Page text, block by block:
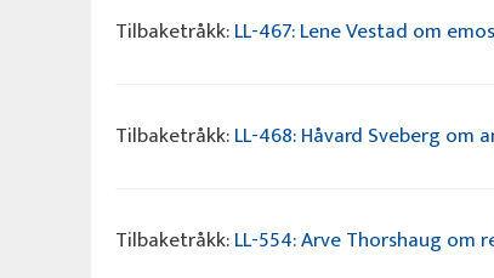
Tilbaketråkk:LL-467: Lene Vestad om
Tilbaketråkk:LL-468: Håvard Sveberg om
Tilbaketråkk:LL-554: Arve Thorshaug om